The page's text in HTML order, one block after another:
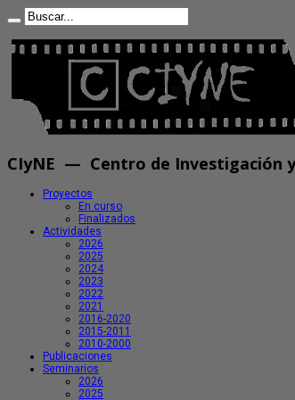
CIyNE — Centro de Investigación
Proyectos
En curso
Finalizados
Actividades
2026
2025
2024
2023
2022
2021
2016-2020
2015-2011
2010-2000
Publicaciones
Seminarios
2026
2025